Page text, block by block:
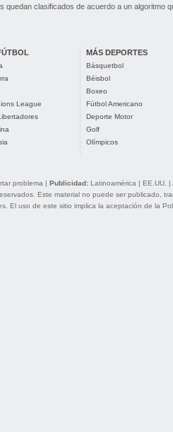
quedan clasificados de acuerdo a un algoritmo
League
MÁS DEPORTES
Básquetbol
Béisbol
Boxeo
Fútbol Americano
Deporte Motor
Golf
Olímpicos
problema | Publicidad: Latinoamérica | EE.UU. |
Este material no puede ser publicado,
. El uso de este sitio implica la aceptación de la